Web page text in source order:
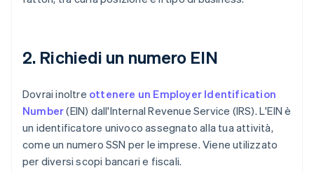
2. Richiedi un numero EIN
Dovrai inoltre ottenere un Employer Identification
Number(EIN) dall'Internal Revenue Service (IRS). L'EIN è
un identificatore univoco assegnato alla tua attività,
come un numero SSN per le imprese. Viene utilizzato
per diversi scopi bancari e fiscali.